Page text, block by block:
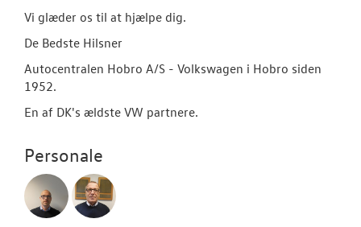
Vi glæder os til at hjælpe dig.
De Bedste Hilsner
Autocentralen Hobro A/S - Volkswagen i Hobro siden
1952.
En af DK's ældste VW partnere.
Personale